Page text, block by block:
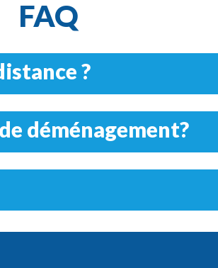
FAQ
?
déménagement?